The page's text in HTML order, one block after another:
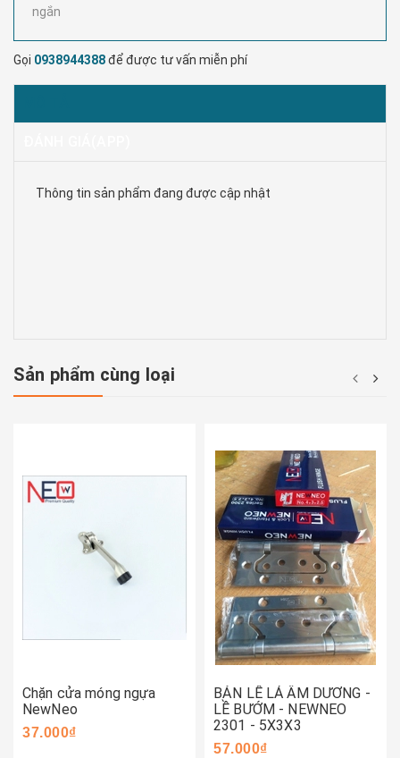
ngắn
Gọi 0938944388để được tư vấn miễn phí
Thông tin sản phẩm đang được cập nhật
Sản phẩm cùng loại
Chặn cửa móng ngựa
NewNeo
37.000₫
BẢN LỀ LÁ ÂM DƯƠNG -
LỀ BƯỚM - NEWNEO
2301 - 5X3X3
57.000₫